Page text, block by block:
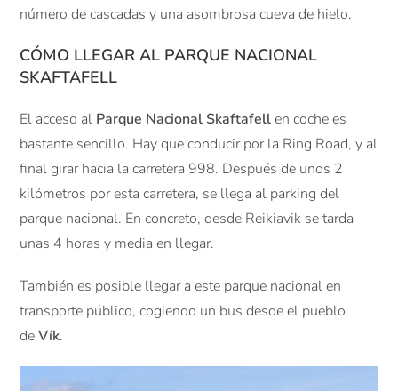
número de cascadas y una asombrosa cueva de hielo.
CÓMO LLEGAR AL PARQUE NACIONAL
SKAFTAFELL
El acceso al Parque Nacional Skaftafellen coche es
bastante sencillo. Hay que conducir por la Ring Road, y al
final girar hacia la carretera 998. Después de unos 2
kilómetros por esta carretera, se llega al parking del
parque nacional. En concreto, desde Reikiavik se tarda
unas 4 horas y media en llegar.
También es posible llegar a este parque nacional en
transporte público, cogiendo un bus desde el pueblo
deVík.